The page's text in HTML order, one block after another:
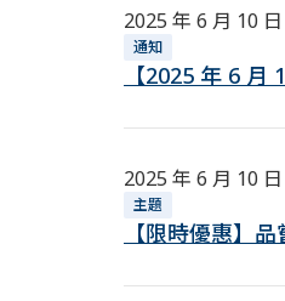
2025 年 6 月 10 日
通知
【2025 年 6
2025 年 6 月 10 日
主題
【限時優惠】